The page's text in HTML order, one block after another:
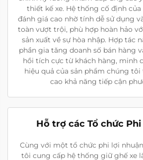
thiết kế xe. Hệ thống cố định
đánh giá cao nhờ tính dễ sử dụng
toàn vượt trội, phù hợp hoàn hảo
sản xuất về sự hòa nhập. Hợp tác
phần gia tăng doanh số bán hàng
hồi tích cực từ khách hàng, minh
hiệu quả của sản phẩm chúng
cao khả năng tiếp cận
Hỗ trợ các Tổ chức
Cùng với một tổ chức phi lợi
tôi cung cấp hệ thống giữ ghế xe